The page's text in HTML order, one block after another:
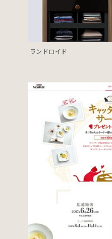
ランドロイド